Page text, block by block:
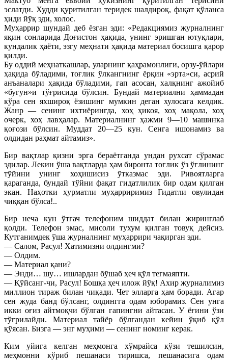
эслатди. Худди қуритилган теридек шалдироқ, фақат қўланса
ҳиди йўқ эди, холос.
Муҳаррир шундай деб ёзган эди: «Редакциямиз журналнинг
яқин сонларида Доғистон ҳақида, унинг эришган ютуқлари,
кундалик ҳаёти, эзгу меҳнати ҳақида материал босишга қарор
қилди.
Бу оддий меҳнаткашлар, уларнинг қаҳрамонлиги, орзу-ўйлари
ҳақида бўладими, тоғлик ўлкангнинг ёрқин «эрта»си, асрий
анъаналари ҳақида бўладими, гап асосан, халқнинг ажойиб
«бугун»и тўғрисида бўлсин. Бундай материални ҳаммадан
кўра сен яхшироқ ёзишинг мумкин деган хулосага келдик.
Жанр — сенинг ихтиёрингда, хоҳ ҳикоя, хоҳ мақола, хоҳ
очерк, хоҳ лавҳалар. Материалнинг ҳажми 9—10 машинка
қоғози бўлсин. Муддат 20—25 кун. Сенга ишонамиз ва
олдидан раҳмат айтамиз».
Бир вақтлар қизни эрга бераётганда ундан рухсат сўрамас
эдилар. Лекин ўша вақтларда ҳам биронта тоғлик ўз ўғлининг
тўйини унинг хоҳишисиз ўтказмас эди. Ривоятларга
қараганда, бундай тўйни фақат гидатлилик бир одам қилган
экан. Наҳотки ҳурматли муҳарриримиз Гидатли овулидан
чиққан бўлса!..
Бир неча кун ўтгач телефоним шиддат билан жиринглаб
қолди. Телефон эмас, мисоли тухум қилган товуқ дейсиз.
Кутганимдек ўша журналнинг муҳаррири чақирган эди.
— Салом, Расул! Хатимизни олдингми?
— Олдим.
— Материал қани?
— Энди… шу… ишлардан бўшаб ҳеч қўл тегмаяпти.
— Қўйсанг-чи, Расул! Бошқа ҳеч илож йўқ! Ахир журналимиз
миллион тираж билан чиқади. Чет элларга ҳам боради. Агар
сен жуда банд бўлсанг, олдингга одам юборамиз. Сен унга
икки оғиз айтмоқчи бўлган гапингни айтасан. У ёғини ўзи
тўғрилайди. Материал тайёр бўлгандан кейин ўқиб қўл
қўясан. Бизга — энг муҳими — сенинг номинг керак.
Ким уйига келган меҳмонга хўмрайса кўзи тешилсин,
меҳмонни кўриб пешанаси тиришса, пешанасига одам